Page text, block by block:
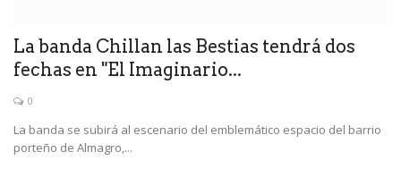
La banda Chillan las Bestias tendrá dos
fechas en "El Imaginario...
0
La banda se subirá al escenario del emblemático espacio del barrio
porteño de Almagro,...